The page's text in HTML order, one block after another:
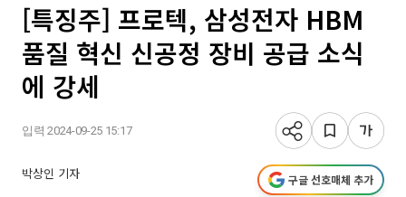
[특징주] 프로텍, 삼성전자 HBM
품질 혁신 신공정 장비 공급 소식
에 강세
입력 2024-09-25 15:17
박상인 기자 구글 선호매체 추가